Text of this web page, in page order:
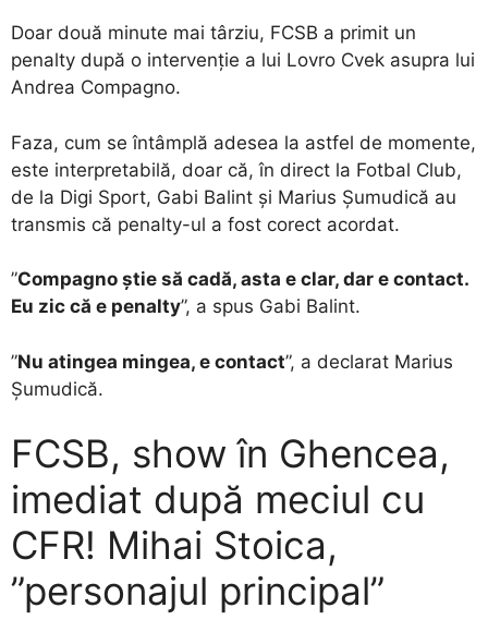
Doar două minute mai târziu, FCSB a primit un
penalty după o intervenție a lui Lovro Cvek asupra lui
Andrea Compagno.
Faza, cum se întâmplă adesea la astfel de momente,
este interpretabilă, doar că, în direct la Fotbal Club,
de la Digi Sport, Gabi Balint și Marius Șumudică au
transmis că penalty-ul a fost corect acordat.
”Compagno știe să cadă, asta e clar, dar e contact.
Eu zic că e penalty”, a spus Gabi Balint.
”Nu atingea mingea, e contact”, a declarat Marius
Șumudică.
FCSB, show în Ghencea,
imediat după meciul cu
CFR! Mihai Stoica,
”personajul principal”